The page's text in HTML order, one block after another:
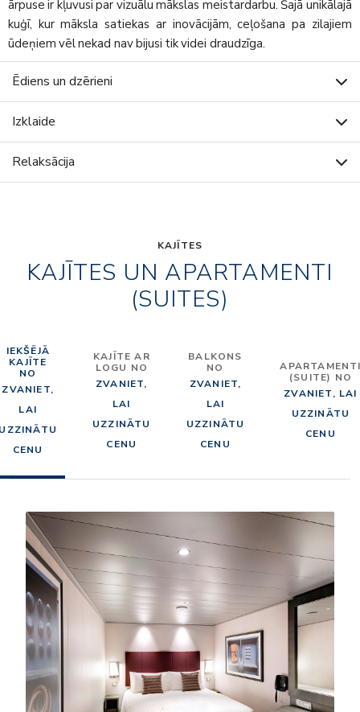
ārpuse ir kļuvusi par vizuālu mākslas meistardarbu. Šajā unikālajā
kuģī, kur māksla satiekas ar inovācijām, ceļošana pa zilajiem
ūdeņiem vēl nekad nav bijusi tik videi draudzīga.
Ēdiens un dzērieni
Izklaide
Relaksācija
KAJĪTES
KAJĪTES UN APARTAMENTI
(SUITES)
IEKŠĒJĀ
KAJĪTE
NO
ZVANIET,
LAI
CENU
KAJĪTE AR
LOGU NO
ZVANIET,
LAI
UZZINĀTU
CENU
BALKONS
NO
ZVANIET,
LAI
UZZINĀTU
CENU
(SUITE) NO
ZVANIET, LAI
UZZINĀTU
CENU